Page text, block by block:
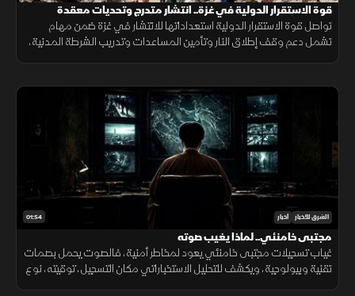
قوة الاستقرار الدولية في غزة.. انتشار متدرج وتحديات معقدة
تواصل قوة الاستقرار الدولية استعداداتها للانتشار في غزة ضمن مهام
تشمل دعم وقف إطلاق النار وتأمين المساعدات وتدريب الشرطة المدنية،
01:54 الشرق للأخبار أخبار
مجتبى خامنئي.. لماذا يغيب صوته
غياب تسجيلات مجتبى خامنئي يعود لمخاطر أمنية، فالصوت يحمل بصمات
تقنية وبيولوجية، ويكشف للتحليل الاستخباراتي مكان التسجيل، توقيته، نوع